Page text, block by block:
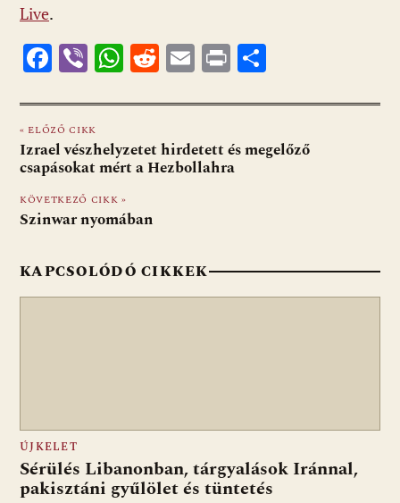
Live.
F
e
b
o
o
k
Vi
er
W
at
s
A
p
p
R
d
di
t
E
ai
l
Pr
t za
m
« ELŐZŐ CIKK
Izrael vészhelyzetet hirdetett és megelőző
csapásokat mért a Hezbollahra
KÖVETKEZŐ CIKK »
Szinwar nyomában
KAPCSOLÓDÓ CIKKEK
ÚJKELET
Sérülés Libanonban, tárgyalások Iránnal,
pakisztáni gyűlölet és tüntetés